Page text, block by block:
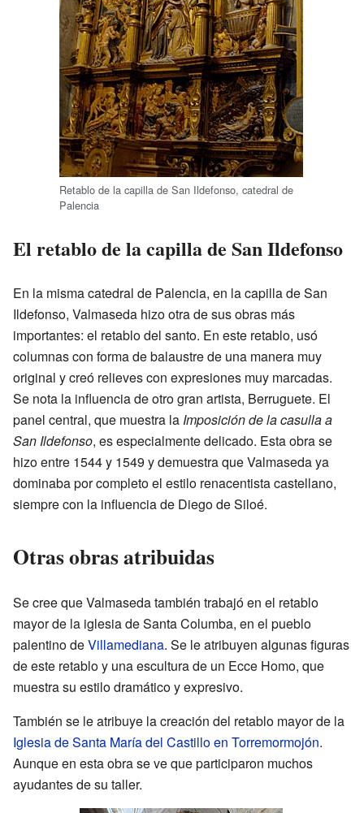
Retablo de la capilla de San Ildefonso, catedral de
Palencia
El retablo de la capilla de San Ildefonso
En la misma catedral de Palencia, en la capilla de San
Ildefonso, Valmaseda hizo otra de sus obras más
importantes: el retablo del santo. En este retablo, usó
columnas con forma de balaustre de una manera muy
original y creó relieves con expresiones muy marcadas.
Se nota la influencia de otro gran artista, Berruguete. El
panel central, que muestra la Imposición de la casulla a
San Ildefonso, es especialmente delicado. Esta obra se
hizo entre 1544 y 1549 y demuestra que Valmaseda ya
dominaba por completo el estilo renacentista castellano,
siempre con la influencia de Diego de Siloé.
Otras obras atribuidas
Se cree que Valmaseda también trabajó en el retablo
mayor de la iglesia de Santa Columba, en el pueblo
palentino deVillamediana. Se le atribuyen algunas figuras
de este retablo y una escultura de un Ecce Homo, que
muestra su estilo dramático y expresivo.
También se le atribuye la creación del retablo mayor de la
Iglesia de Santa María del Castillo en Torremormojón.
Aunque en esta obra se ve que participaron muchos
ayudantes de su taller.